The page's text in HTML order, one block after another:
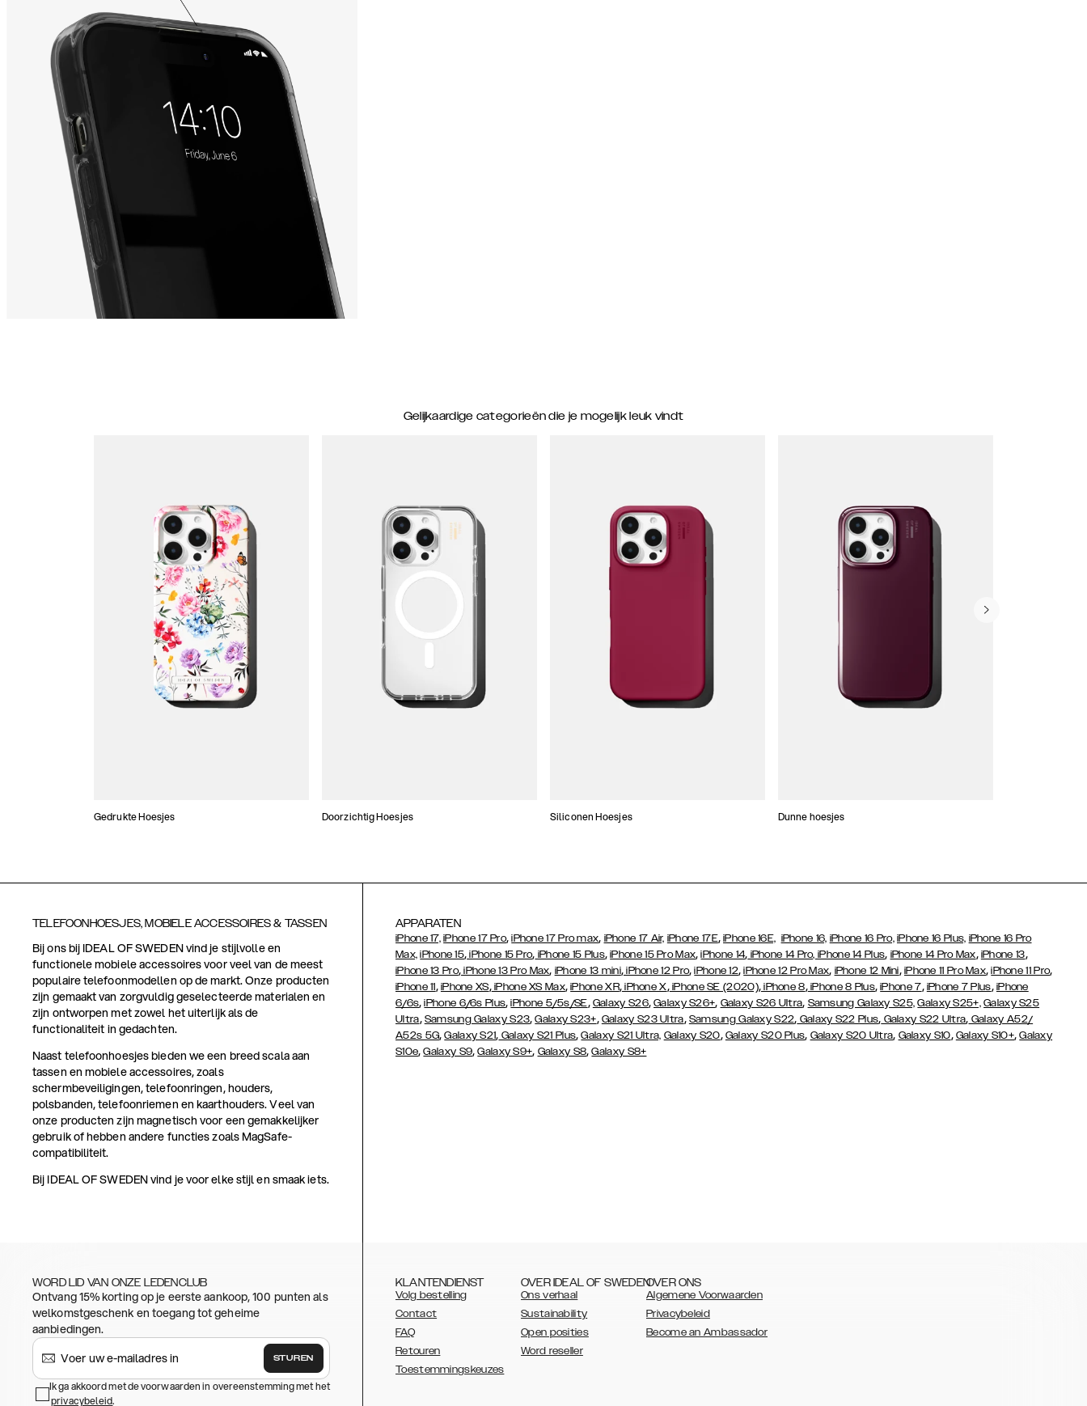
Gelijkaardige categorieën die je mogelijk leuk vindt
Gedrukte Hoesjes Doorzichtig Hoesjes Siliconen Hoesjes Dunne hoesjes
TELEFOONHOESJES, MOBIELE ACCESSOIRES & TASSEN
Bij ons bij IDEAL OF SWEDEN vind je stijlvolle en
functionele mobiele accessoires voor veel van de meest
populaire telefoonmodellen op de markt. Onze producten
zijn gemaakt van zorgvuldig geselecteerde materialen en
zijn ontworpen met zowel het uiterlijk als de
functionaliteit in gedachten.
Naast telefoonhoesjes bieden we een breed scala aan
tassen en mobiele accessoires, zoals
schermbeveiligingen, telefoonringen, houders,
polsbanden, telefoonriemen en kaarthouders. Veel van
onze producten zijn magnetisch voor een gemakkelijker
gebruik of hebben andere functies zoals MagSafe-
compatibiliteit.
Bij IDEAL OF SWEDEN vind je voor elke stijl en smaak iets.
APPARATEN
iPhone 17, iPhone 17 Pro,iPhone 17 Pro max, iPhone 17 Air, iPhone 17E,iPhone 16E, iPhone 16, iPhone 16 Pro, iPhone 16 Plus, iPhone 16 Pro
Max, iPhone 15, iPhone 15 Pro, iPhone 15 Plus,iPhone 15 Pro Max,iPhone 14, iPhone 14 Pro, iPhone 14 Plus, iPhone 14 Pro Max, iPhone 13,
iPhone 13 Pro, iPhone 13 Pro Max, iPhone 13 mini,iPhone 12 Pro,iPhone 12,iPhone 12 Pro Max, iPhone 12 Mini, iPhone 11 Pro Max,iPhone 11 Pro,
iPhone 11, iPhone XS,iPhone XS Max,iPhone XR,iPhone X,iPhone SE (2020),iPhone 8,iPhone 8 Plus,iPhone 7, iPhone 7 Plus, iPhone
6/6s,iPhone 6/6s Plus,iPhone 5/5s/SE, Galaxy S26,Galaxy S26+, Galaxy S26 Ultra, Samsung Galaxy S25, Galaxy S25+, Galaxy S25
Ultra, Samsung Galaxy S23,Galaxy S23+, Galaxy S23 Ultra, Samsung Galaxy S22, Galaxy S22 Plus, Galaxy S22 Ultra, Galaxy A52/
A52s 5G,Galaxy S21, Galaxy S21 Plus,Galaxy S21 Ultra, Galaxy S20, Galaxy S20 Plus, Galaxy S20 Ultra, Galaxy S10, Galaxy S10+,Galaxy
S10e,Galaxy S9,Galaxy S9+, Galaxy S8,Galaxy S8+
WORD LID VAN ONZE LEDENCLUB
Ontvang 15% korting op je eerste aankoop, 100 punten als
welkomstgeschenk en toegang tot geheime
aanbiedingen.
STUREN
Ik ga akkoord met de voorwaarden in overeenstemming met het
privacybeleid.
KLANTENDIENST
Volg bestelling
Contact
FAQ
Retouren
Toestemmingskeuzes
OVER IDEAL OF SWEDEN
Ons verhaal
Sustainability
Open posities
Word reseller
OVER ONS
Algemene Voorwaarden
Privacybeleid
Become an Ambassador
AUSTRALIA